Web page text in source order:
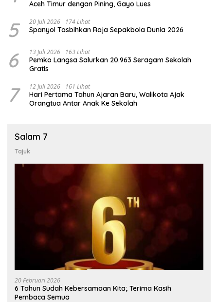
Aceh Timur dengan Pining, Gayo Lues
5 20 Juli 2026 174 Lihat
Spanyol Tasbihkan Raja Sepakbola Dunia 2026
6 13 Juli 2026 163 Lihat
Pemko Langsa Salurkan 20.963 Seragam Sekolah
Gratis
7 12 Juli 2026 161 Lihat
Hari Pertama Tahun Ajaran Baru, Walikota Ajak
Orangtua Antar Anak Ke Sekolah
Salam 7
Tajuk
20 Februari 2026
6 Tahun Sudah Kebersamaan Kita; Terima Kasih
Pembaca Semua